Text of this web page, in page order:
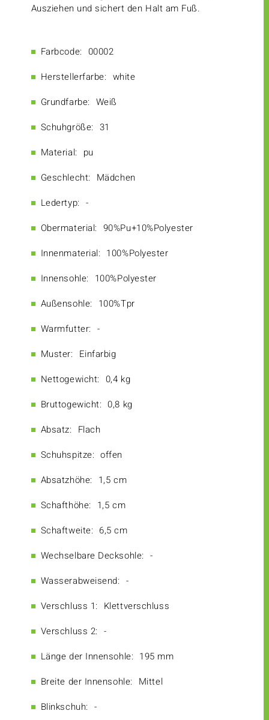
Ausziehen und sichert den Halt am Fuß.
Farbcode: 00002
Herstellerfarbe: white
Grundfarbe: Weiß
Schuhgröße: 31
Material: pu
Geschlecht: Mädchen
Ledertyp: -
Obermaterial: 90%Pu+10%Polyester
Innenmaterial: 100%Polyester
Innensohle: 100%Polyester
Außensohle: 100%Tpr
Warmfutter: -
Muster: Einfarbig
Nettogewicht: 0,4 kg
Bruttogewicht: 0,8 kg
Absatz: Flach
Schuhspitze: offen
Absatzhöhe: 1,5 cm
Schafthöhe: 1,5 cm
Schaftweite: 6,5 cm
Wechselbare Decksohle: -
Wasserabweisend: -
Verschluss 1: Klettverschluss
Verschluss 2: -
Länge der Innensohle: 195 mm
Breite der Innensohle: Mittel
Blinkschuh: -